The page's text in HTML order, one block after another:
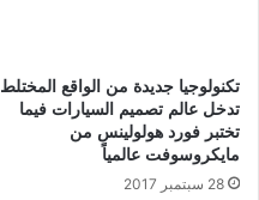
تكنولوجيا جديدة من الواقع المختلط
تدخل عالم تصميم السيارات فيما
تختبر فورد هولولينس من
مايكروسوفت عالمياً
28 سبتمبر 2017